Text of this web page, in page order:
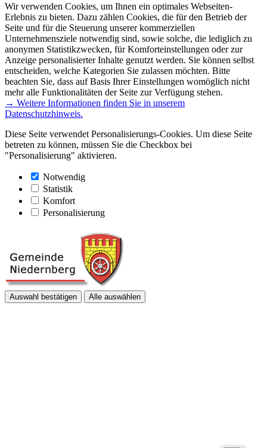
Wir verwenden Cookies, um Ihnen ein optimales Webseiten-
Erlebnis zu bieten. Dazu zählen Cookies, die für den Betrieb der
Seite und für die Steuerung unserer kommerziellen
Unternehmensziele notwendig sind, sowie solche, die lediglich zu
anonymen Statistikzwecken, für Komforteinstellungen oder zur
Anzeige personalisierter Inhalte genutzt werden. Sie können selbst
entscheiden, welche Kategorien Sie zulassen möchten. Bitte
beachten Sie, dass auf Basis Ihrer Einstellungen womöglich nicht
mehr alle Funktionalitäten der Seite zur Verfügung stehen.
→ Weitere Informationen finden Sie in unserem
Datenschutzhinweis.
Diese Seite verwendet Personalisierungs-Cookies. Um diese Seite
betreten zu können, müssen Sie die Checkbox bei
"Personalisierung" aktivieren.
Notwendig
Statistik
Komfort
Personalisierung
Auswahl bestätigen Alle auswählen